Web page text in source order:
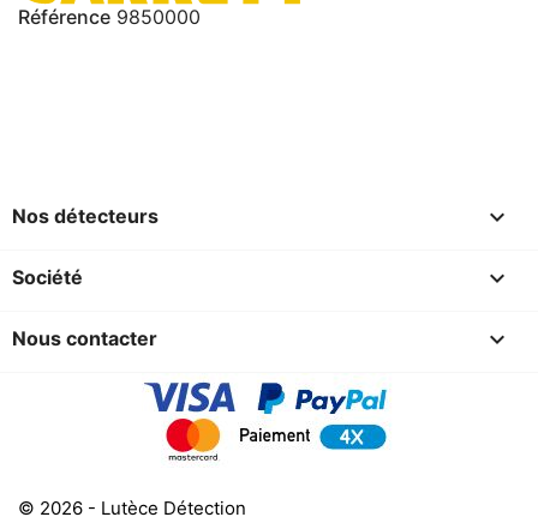
Référence 9850000
Nos détecteurs 
Société 
Nous contacter 
© 2026 - Lutèce Détection